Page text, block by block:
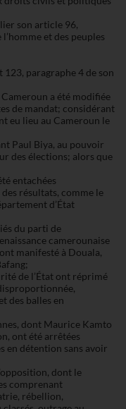
son article 96,
et des peuples
paragraphe 4 de son
a été modifiée
de mandat; considérant
eu lieu au Cameroun le
Paul Biya, au pouvoir
des élections; alors que
entachées
résultats, comme le
d’État
du parti de
camerounaise
manifesté à Douala,
de l’État ont réprimé
des balles en
dont Maurice Kamto
ont été arrêtées
en détention sans avoir
dont le
comprenant
rébellion,